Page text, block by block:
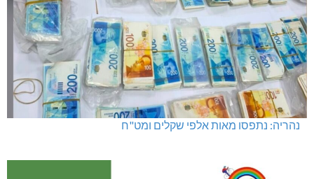
נהריה: נתפסו מאות אלפי שקלים ומט"ח